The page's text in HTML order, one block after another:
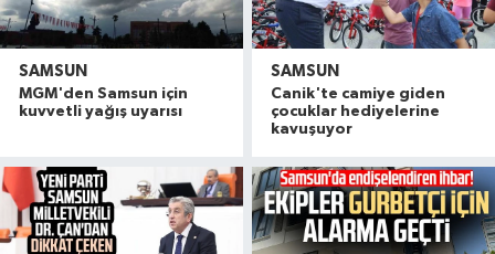
SAMSUN
MGM'den Samsun için
kuvvetli yağış uyarısı
SAMSUN
Canik'te camiye giden
çocuklar hediyelerine
kavuşuyor